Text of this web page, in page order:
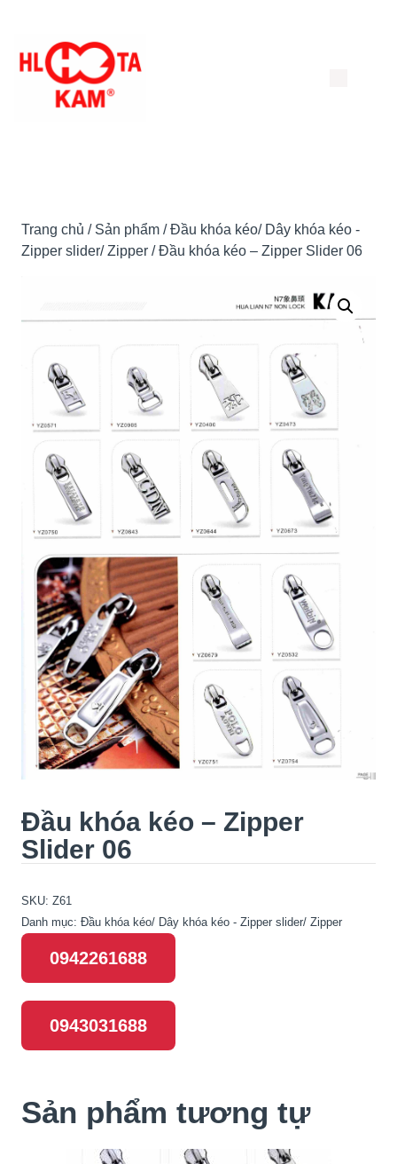
đến
Trang chủ / Sản phẩm /Đầu khóa kéo/ Dây khóa kéo -
Zipper slider/ Zipper / Đầu khóa kéo – Zipper Slider 06
Đầu khóa kéo – Zipper
Slider 06
SKU: Z61
Danh mục: Đầu khóa kéo/ Dây khóa kéo - Zipper slider/ Zipper
0942261688
0943031688
Sản phẩm tương tự